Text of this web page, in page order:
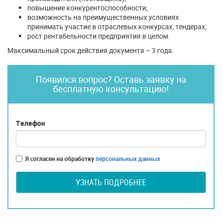
повышение конкурентоспособности;
возможность на преимущественных условиях
принимать участие в отраслевых конкурсах, тендерах;
рост рентабельности предприятия в целом.
Максимальный срок действия документа – 3 года.
Появился вопрос? Оставь заявку на
бесплатную консультацию!
Телефон
Я согласен на обработкуперсональных данных
УЗНАТЬ ПОДРОБНЕЕ